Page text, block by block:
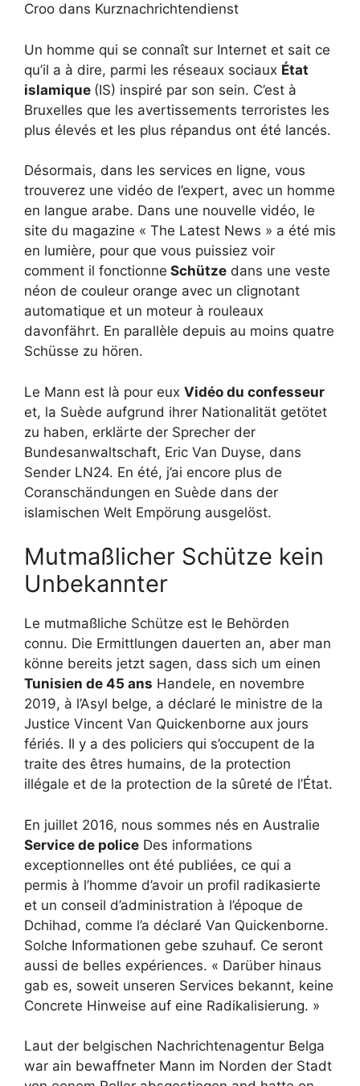
Croo dans Kurznachrichtendienst
Un homme qui se connaît sur Internet et sait ce
qu’il a à dire, parmi les réseaux sociaux État
islamique (IS) inspiré par son sein. C’est à
Bruxelles que les avertissements terroristes les
plus élevés et les plus répandus ont été lancés.
Désormais, dans les services en ligne, vous
trouverez une vidéo de l’expert, avec un homme
en langue arabe. Dans une nouvelle vidéo, le
site du magazine « The Latest News » a été mis
en lumière, pour que vous puissiez voir
comment il fonctionne Schütze dans une veste
néon de couleur orange avec un clignotant
automatique et un moteur à rouleaux
davonfährt. En parallèle depuis au moins quatre
Schüsse zu hören.
Le Mann est là pour eux Vidéo du confesseur
et, la Suède aufgrund ihrer Nationalität getötet
zu haben, erklärte der Sprecher der
Bundesanwaltschaft, Eric Van Duyse, dans
Sender LN24. En été, j’ai encore plus de
Coranschändungen en Suède dans der
islamischen Welt Empörung ausgelöst.
Mutmaßlicher Schütze kein
Unbekannter
Le mutmaßliche Schütze est le Behörden
connu. Die Ermittlungen dauerten an, aber man
könne bereits jetzt sagen, dass sich um einen
Tunisien de 45 ans Handele, en novembre
2019, à l’Asyl belge, a déclaré le ministre de la
Justice Vincent Van Quickenborne aux jours
fériés. Il y a des policiers qui s’occupent de la
traite des êtres humains, de la protection
illégale et de la protection de la sûreté de l’État.
En juillet 2016, nous sommes nés en Australie
Service de police Des informations
exceptionnelles ont été publiées, ce qui a
permis à l’homme d’avoir un profil radikasierte
et un conseil d’administration à l’époque de
Dchihad, comme l’a déclaré Van Quickenborne.
Solche Informationen gebe szuhauf. Ce seront
aussi de belles expériences. « Darüber hinaus
gab es, soweit unseren Services bekannt, keine
Concrete Hinweise auf eine Radikalisierung. »
Laut der belgischen Nachrichtenagentur Belga
war ain bewaffneter Mann im Norden der Stadt